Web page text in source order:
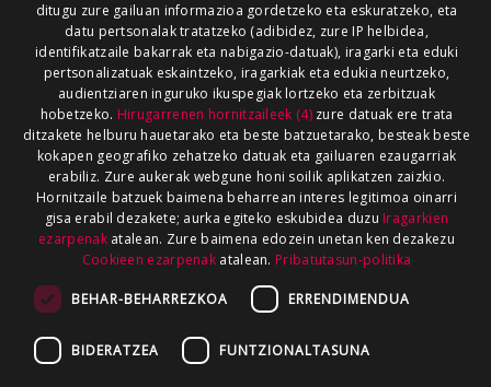
ditugu zure gailuan informazioa gordetzeko eta eskuratzeko, eta
datu pertsonalak tratatzeko (adibidez, zure IP helbidea,
identifikatzaile bakarrak eta nabigazio-datuak), iragarki eta eduki
pertsonalizatuak eskaintzeko, iragarkiak eta edukia neurtzeko,
audientziaren inguruko ikuspegiak lortzeko eta zerbitzuak
hobetzeko. Hirugarrenen hornitzaileek (4)zure datuak ere trata
ditzakete helburu hauetarako eta beste batzuetarako, besteak beste
kokapen geografiko zehatzeko datuak eta gailuaren ezaugarriak
erabiliz. Zure aukerak webgune honi soilik aplikatzen zaizkio.
Hornitzaile batzuek baimena beharrean interes legitimoa oinarri
gisa erabil dezakete; aurka egiteko eskubidea duzu Iragarkien
ezarpenakatalean. Zure baimena edozein unetan ken dezakezu
Cookieen ezarpenak atalean. Pribatutasun-politika
BEHAR-BEHARREZKOA ERRENDIMENDUA
BIDERATZEA FUNTZIONALTASUNA